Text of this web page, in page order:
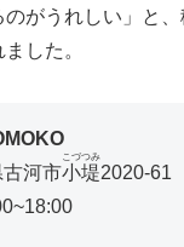
がうれしい」と
した。
河市小堤
こづつみ
2020-61